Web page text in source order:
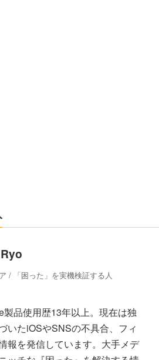
/ 「困った」を実機検証する人
品使用歴13年以上。現在は独
いたiOSやSNSの不具合、フィ
報を発信しています。大手メデ